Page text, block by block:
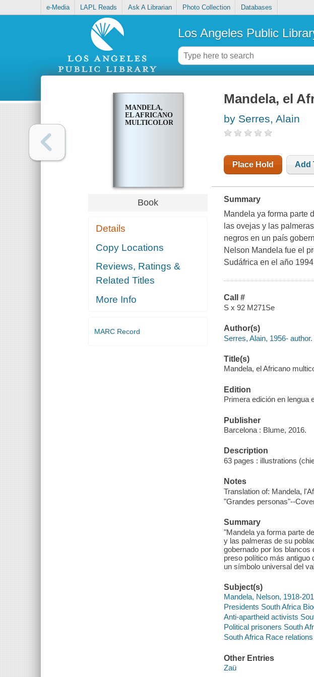
e-Media LAPL Reads Ask A Librarian Photo Collection Databases
Los Angeles Public
MANDELA,
EL AFRICANO
MULTICOLOR
Book
Details
Copy Locations
Reviews, Ratings &
Related Titles
More Info
MARC Record
Mandela, el
by Serres, Alain
Place Hold Add
Summary
Mandela ya forma parte
las ovejas y las
negros en un país
Nelson Mandela fue el
Sudáfrica en el año
Call #
S x 92 M271Se
Author(s)
Serres, Alain, 1956- author.
Title(s)
Mandela, el Africano
Edition
Primera edición en lengua
Publisher
Barcelona : Blume, 2016.
Description
63 pages : illustrations
Notes
Translation of: Mandela,
"Grandes personas"--
Summary
"Mandela ya forma parte
y las palmeras de su
gobernado por los
preso político más antiguo
un símbolo universal del
Subject(s)
Mandela, Nelson, 1918-
Presidents South Africa
Anti-apartheid activists
Political prisoners South
South Africa Race relations
Other Entries
Zaü